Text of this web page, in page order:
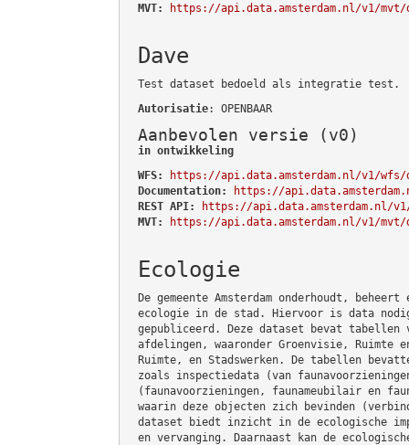
MVT:
https://api.data.amsterdam.nl/v1/mvt/
Dave
Test dataset bedoeld als integratie test.
Autorisatie: OPENBAAR
Aanbevolen versie (v0)
in ontwikkeling
WFS:
https://api.data.amsterdam.nl/v1/wfs/
Documentation:
https://
REST API:
https://api.data.amsterdam.nl/
MVT:
https://api.data.amsterdam.nl/v1/mvt/
Ecologie
De gemeente Amsterdam onderhoudt,
ecologie in de stad. Hiervoor is data
gepubliceerd. Deze dataset bevat tabellen
afdelingen, waaronder Groenvisie, Ruimte
Ruimte, en Stadswerken. De tabellen
zoals inspectiedata (van
(faunavoorzieningen, faunameubilair en
waarin deze objecten zich bevinden
dataset biedt inzicht in de ecologische
en vervanging. Daarnaast kan de